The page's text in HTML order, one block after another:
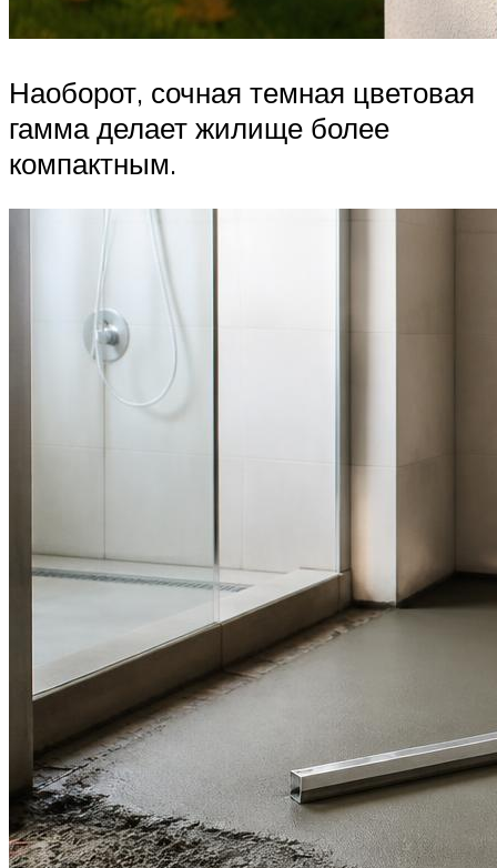
Наоборот, сочная темная цветовая
гамма делает жилище более
компактным.